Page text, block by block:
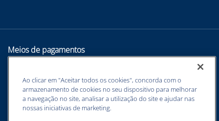
Meios de pagamentos
Ao clicar em "Aceitar todos os cookies", concorda com o
armazenamento de cookies no seu dispositivo para melhorar
a navegação no site, analisar a utilização do site e ajudar nas
nossas iniciativas de marketing.